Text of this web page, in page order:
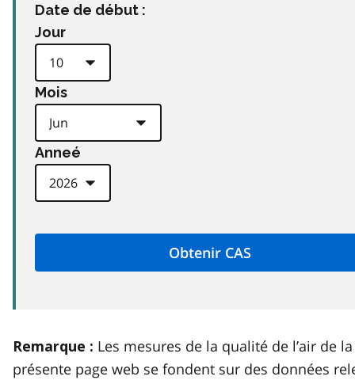
Date de début :
Jour
Mois
Anneé
Remarque : Les mesures de la qualité de l’air de la
présente page web se fondent sur des données